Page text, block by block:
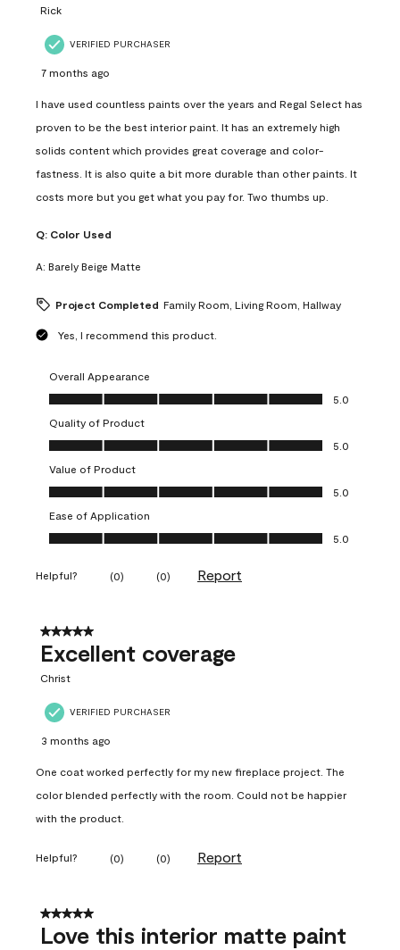
Rick
VERIFIED PURCHASER
7 months ago
I have used countless paints over the years and Regal Select has
proven to be the best interior paint. It has an extremely high
solids content which provides great coverage and color-
fastness. It is also quite a bit more durable than other paints. It
costs more but you get what you pay for. Two thumbs up.
Q: Color Used
A: Barely Beige Matte
Project Completed Family Room, Living Room, Hallway
Yes, I recommend this product.
Overall Appearance
Overall Appearance, 5.0 out of 5
5.0
Quality of Product
Quality of Product, 5.0 out of 5
5.0
Value of Product
Value of Product, 5.0 out of 5
5.0
Ease of Application
Ease of Application, 5.0 out of 5
5.0
Helpful? (0) (0) Report
5 out of 5 stars.
Excellent coverage
Christ
VERIFIED PURCHASER
3 months ago
One coat worked perfectly for my new fireplace project. The
color blended perfectly with the room. Could not be happier
with the product.
Helpful? (0) (0) Report
5 out of 5 stars.
Love this interior matte paint